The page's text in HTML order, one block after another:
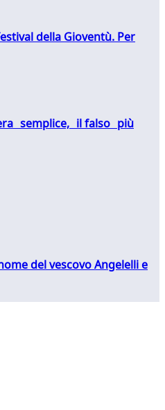
della Gioventù. Per
semplice, il falso più
del vescovo Angelelli e